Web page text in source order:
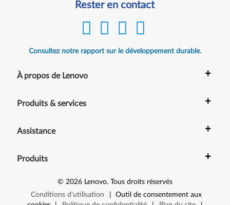
Rester en contact
Consultez notre rapport sur le développement durable.
À propos de Lenovo +
Produits & services +
Assistance +
Produits +
© 2026 Lenovo. Tous droits réservés
Conditions d'utilisation
Outil de consentement aux